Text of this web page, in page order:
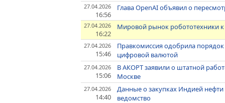
27.04.2026
16:56
Глава OpenAI объявил о
27.04.2026
16:22
Мировой рынок робототехники к
27.04.2026
15:46
Правкомиссия одобрила
цифровой валютой
27.04.2026
15:06
В АКОРТ заявили о штатной
Москве
27.04.2026
14:40
Данные о закупках Индией
ведомство